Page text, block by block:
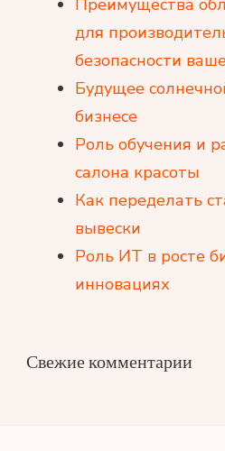
для
безопасности
Будущее
бизнесе
Роль обучения и
салона красоты
Как переделать
вывески
Роль ИТ в росте
инновациях
Свежие комментарии